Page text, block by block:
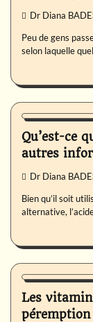
Dr Diana
Peu de gens
selon laquelle
Nutrition
Qu’est-ce
autres
Dr Diana
Bien qu’il soit
alternative,
Nutrition
Les